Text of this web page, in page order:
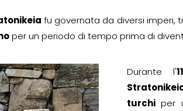
fu governata da diversi imperi,
per un periodo di tempo prima di
Durante l'
turchi per